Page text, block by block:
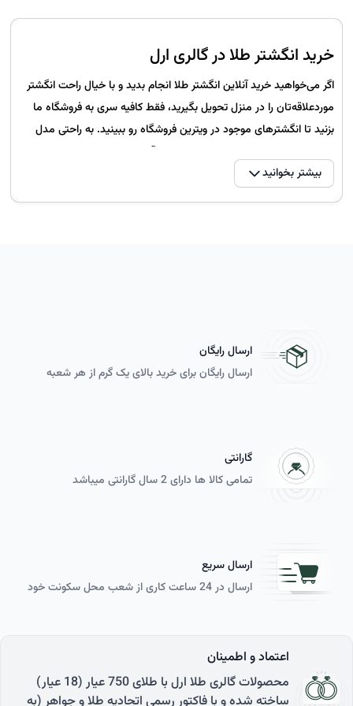
خرید انگشتر طلا در گالری ارل
اگر می‌خواهید خرید آنلاین انگشتر طلا انجام بدید و با خیال راحت انگشتر
موردعلاقه‌تان را در منزل تحویل بگیرید، فقط کافیه سری به فروشگاه ما
بزنید تا انگشترهای موجود در ویترین فروشگاه رو ببینید. به راحتی مدل
موردنظر و مناسب‌‌تان را انتخاب کنید و در آخر به سبد خرید بفرستید.
حتما از نوسانات و تغییرات لحظه‌ای طلا مطلع هستید. هنگام خرید
انگشتر طلا به قیمت آن دقت کنید.
روش جدید هم مشابه همین روش است با این تفاوت که مالیات فقط
شامل اجرت ساخت و سود فروش انگشتر خواهد شد.
تعادل را هیچ‌ وقت از قلم نندازید. اگر هماهنگی و تعادل بین انتخاب‌های
شما وجود نداشته باشد، همه زحمات‌تان به هدر می‌رود و علاوه بر اینکه
مطمئنا انگشت‌های کوچک و ظریف با یه انگشتر بزرگ و سنگین، جالب
بنظر نمی‌رسند! پس اگر انگشت‌های کشیده و کوچکی دارید، سراغ
انگشت‌های پرتر و کوتاه‌تر برای انگشتر‌های طلای بزرگ‌تر، کار شده‌تر و کمی
سنگین‌تر مناسب هستند.
بیشتر بخوانید
ارسال رایگان
ارسال رایگان برای خرید بالای یک گرم از هر شعبه
گارانتی
تمامی کالا ها دارای 2 سال گارانتی می­باشد
ارسال سریع
ارسال در 24 ساعت کاری از شعب محل سکونت خود
اعتماد و اطمینان
محصولات گالری طلا ارل با طلای 750 عیار (18 عیار)
ساخته شده و با فاکتور رسمی اتحادیه طلا و جواهر (به